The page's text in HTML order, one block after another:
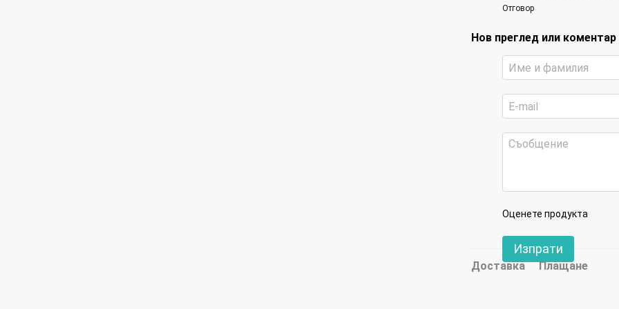
Отговор
Нов преглед или коментар
Оценете продукта
Изпрати
Доставка Плащане